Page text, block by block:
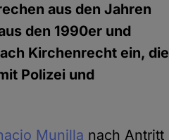
aus den Jahren
den 1990er und
Kirchenrecht ein, die
Polizei und
Munilla nach Antritt